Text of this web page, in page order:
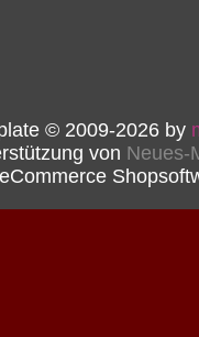
© 2009-2026 by
von Neues-